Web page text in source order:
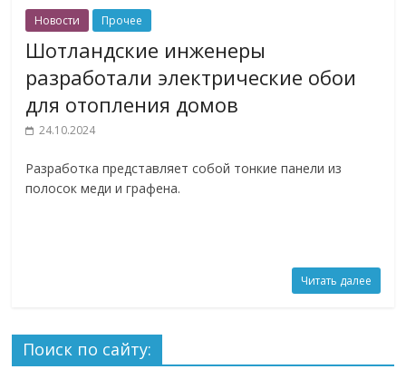
Новости Прочее
Шотландские инженеры
разработали электрические обои
для отопления домов
24.10.2024
Разработка представляет собой тонкие панели из
полосок меди и графена.
Читать далее
Поиск по сайту: